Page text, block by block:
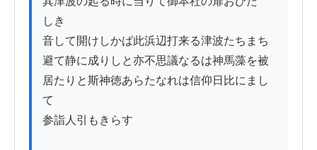
しき
音して開けしかば此浜辺打来る津波たちまち
避て静に成りしと亦不思議なるは神馬藻を被
居たりと斯神徳あらたなれは信仰日比にまし
て
参詣人引もきらす